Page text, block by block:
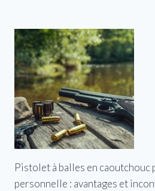
Pistolet à balles en caoutchouc
personnelle : avantages et